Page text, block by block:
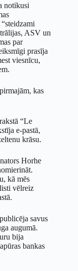
notikusi
ASV un
par
prasīja
viesnīcu,
kas
“Le
e-pastā,
krāsu.
Horhe
kā mēs
vēlreiz
savus
augumā.
bija
bankas